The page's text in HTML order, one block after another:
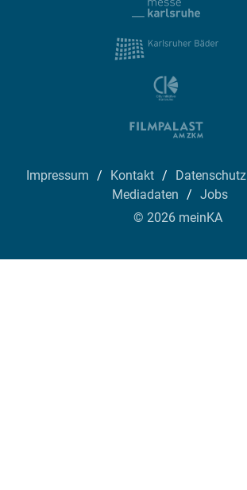
Impressum Kontakt Datenschutz
Mediadaten
Jobs
© 2026 meinKA